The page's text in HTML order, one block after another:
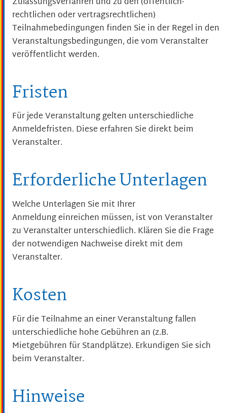
rechtlichen oder vertragsrechtlichen)
Teilnahmebedingungen finden Sie in der Regel in den
Veranstaltungsbedingungen, die vom Veranstalter
veröffentlicht werden.
Fristen
Für jede Veranstaltung gelten unterschiedliche
Anmeldefristen. Diese erfahren Sie direkt beim
Veranstalter.
Erforderliche Unterlagen
Welche Unterlagen Sie mit Ihrer
Anmeldung einreichen müssen, ist von Veranstalter
zu Veranstalter unterschiedlich. Klären Sie die Frage
der notwendigen Nachweise direkt mit dem
Veranstalter.
Kosten
Für die Teilnahme an einer Veranstaltung fallen
unterschiedliche hohe Gebühren an (z.B.
Mietgebühren für Standplätze). Erkundigen Sie sich
beim Veranstalter.
Hinweise